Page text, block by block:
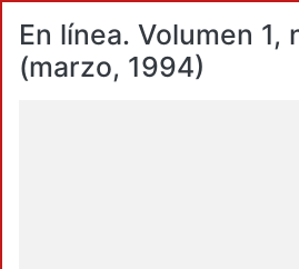
En línea. Volumen 1,
(marzo, 1994)